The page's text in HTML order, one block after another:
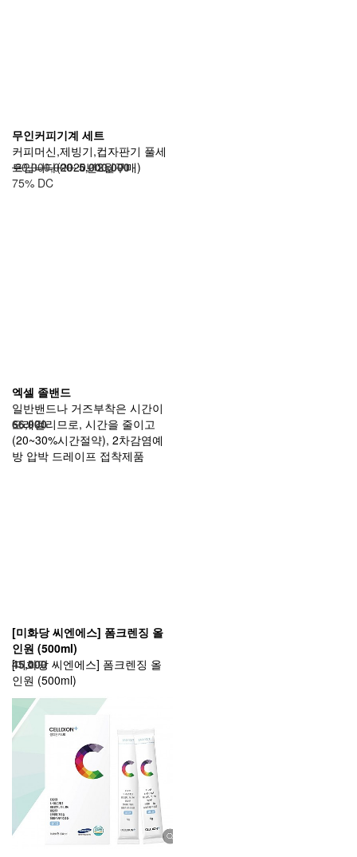
무인커피기계 세트
커피머신,제빙기,컵자판기 풀세
트입니다(2020년2월구매)
20,000,000 5,000,000
75% DC
엑셀 졸밴드
일반밴드나 거즈부착은 시간이
오래걸리므로, 시간을 줄이고
(20~30%시간절약), 2차감염예
방 압박 드레이프 접착제품
66,000
[미화당 씨엔에스] 폼크렌징 올
인원 (500ml)
[미화당 씨엔에스] 폼크렌징 올
인원 (500ml)
45,000